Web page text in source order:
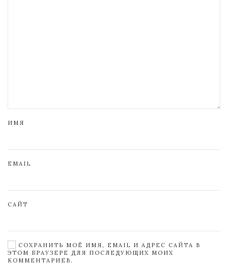
ИМЯ
EMAIL
САЙТ
СОХРАНИТЬ МОЁ ИМЯ, EMAIL И АДРЕС САЙТА В
ЭТОМ БРАУЗЕРЕ ДЛЯ ПОСЛЕДУЮЩИХ МОИХ
КОММЕНТАРИЕВ.